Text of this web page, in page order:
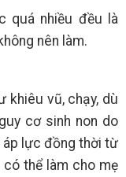
quá nhiều đều là
nên làm.
khiêu vũ, chạy, dù
cơ sinh non do
áp lực đồng thời từ
thể làm cho mẹ